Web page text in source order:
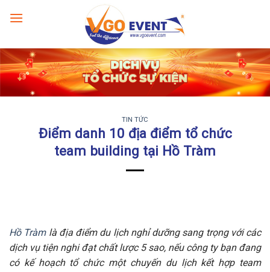
TIN TỨC
Điểm danh 10 địa điểm tổ chức
team building tại Hồ Tràm
Hồ Tràmlà địa điểm du lịch nghỉ dưỡng sang trọng với các
dịch vụ tiện nghi đạt chất lược 5 sao, nếu công ty bạn đang
có kế hoạch tổ chức một chuyến du lịch kết hợp team